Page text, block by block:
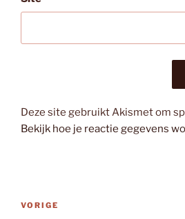
Deze site gebruikt Akismet om
Bekijk hoe je reactie gegevens
Bericht
Vorig
VORIGE